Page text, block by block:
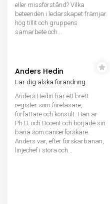
eller missförstånd? Vilka
beteenden i ledarskapet främjar
hög tillit och gruppens
samarbete och...
Anders Hedin
Lär dig älska förändring
Anders Hedin har ett brett
register som föreläsare,
författare och konsult. Han är
Ph.D. och Docent och började sin
bana som cancerforskare.
Anders var, efter forskarbanan,
linjechef i stora och...